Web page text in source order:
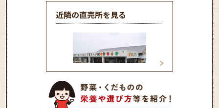
近隣の直売所を見る
三木みらい館
農協市場館 ショ